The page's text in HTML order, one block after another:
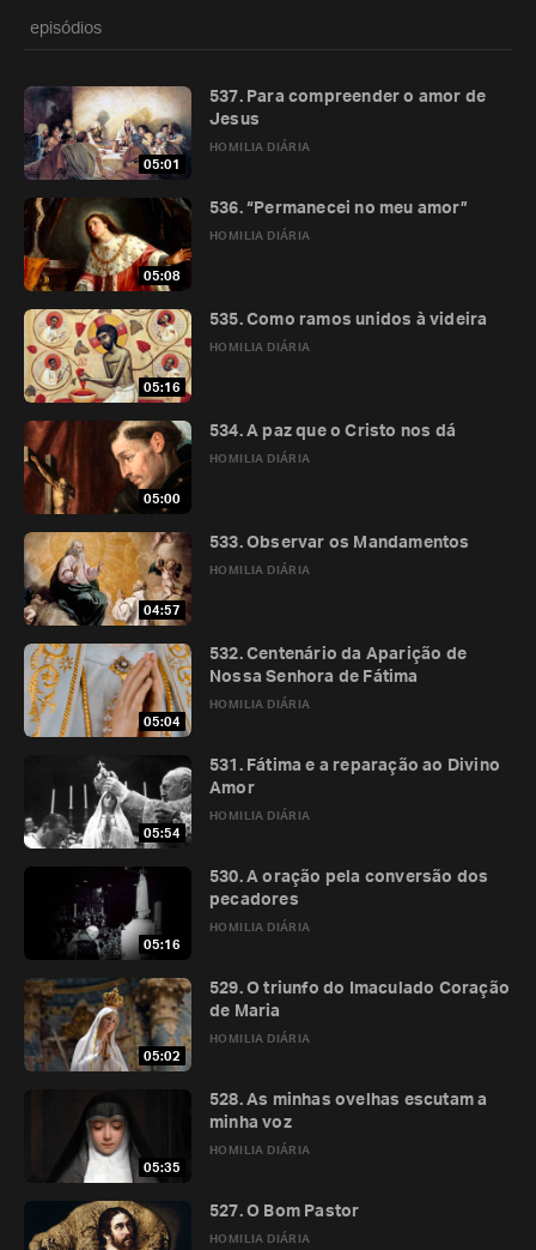
episódios
05:01
HOMILIA DIÁRIA
537. Para compreender o amor de
Jesus
05:08
HOMILIA DIÁRIA
536. “Permanecei no meu amor”
05:16
HOMILIA DIÁRIA
535. Como ramos unidos à videira
05:00
HOMILIA DIÁRIA
534. A paz que o Cristo nos dá
04:57
HOMILIA DIÁRIA
533. Observar os Mandamentos
05:04
HOMILIA DIÁRIA
532. Centenário da Aparição de
Nossa Senhora de Fátima
05:54
HOMILIA DIÁRIA
531. Fátima e a reparação ao Divino
Amor
05:16
HOMILIA DIÁRIA
530. A oração pela conversão dos
pecadores
05:02
HOMILIA DIÁRIA
529. O triunfo do Imaculado Coração
de Maria
05:35
HOMILIA DIÁRIA
528. As minhas ovelhas escutam a
minha voz
HOMILIA DIÁRIA
527. O Bom Pastor